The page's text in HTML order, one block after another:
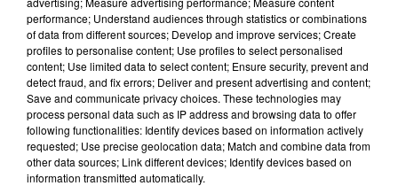
Publié : 19 décembre 2017 à 9h00 par Diane
Charbonnel
son siège parisien rue Judaïque.
Le site emploie actuellement une dizaine de
personnes. Cinq postes supplémentaires
devraient être créés en 2018. Des postes de
commerciaux, d’ingénieurs ou encore de
spécialistes du marketing.
performance; Understand audiences through statistics or combinations
of data from different sources; Develop and improve services; Create
profiles to personalise content; Use profiles to select personalised
content; Use limited data to select content; Ensure security, prevent and
detect fraud, and fix errors; Deliver and present advertising and content;
Save and communicate privacy choices. These technologies may
process personal data such as IP address and browsing data to offer
following functionalities: Identify devices based on information actively
requested; Use precise geolocation data; Match and combine data from
other data sources; Link different devices; Identify devices based on
information transmitted automatically.